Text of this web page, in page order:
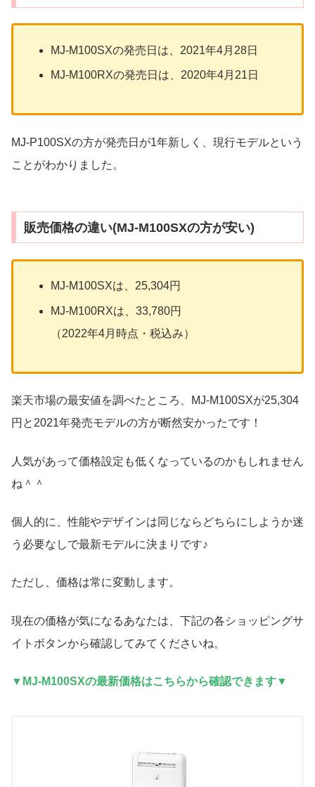
MJ-M100SXの発売日は、2021年4月28日
MJ-M100RXの発売日は、2020年4月21日
MJ-P100SXの方が発売日が1年新しく、現行モデルという
ことがわかりました。
販売価格の違い(MJ-M100SXの方が安い)
MJ-M100SXは、25,304円
MJ-M100RXは、33,780円
（2022年4月時点・税込み）
楽天市場の最安値を調べたところ、MJ-M100SXが25,304
円と2021年発売モデルの方が断然安かったです！
人気があって価格設定も低くなっているのかもしれません
ね＾＾
個人的に、性能やデザインは同じならどちらにしようか迷
う必要なしで最新モデルに決まりです♪
ただし、価格は常に変動します。
現在の価格が気になるあなたは、下記の各ショッピングサ
イトボタンから確認してみてくださいね。
▼MJ-M100SXの最新価格はこちらから確認できます▼